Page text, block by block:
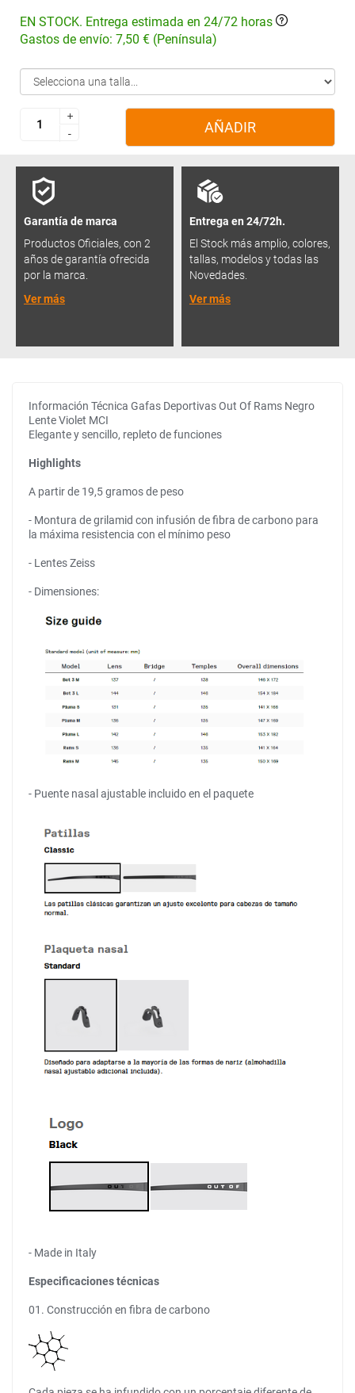
EN STOCK. Entrega estimada en 24/72 horas
Gastos de envío: 7,50 € (Península)
+
-
+
-
AÑADIR
Garantía de marca
Productos Oficiales, con 2
años de garantía ofrecida
por la marca.
Ver más
Entrega en 24/72h.
El Stock más amplio, colores,
tallas, modelos y todas las
Novedades.
Ver más
Información Técnica Gafas Deportivas Out Of Rams Negro
Lente Violet MCI
Elegante y sencillo, repleto de funciones
Highlights
A partir de 19,5 gramos de peso
- Montura de grilamid con infusión de fibra de carbono para
la máxima resistencia con el mínimo peso
- Lentes Zeiss
- Dimensiones:
- Puente nasal ajustable incluido en el paquete
- Made in Italy
Especificaciones técnicas
01. Construcción en fibra de carbono